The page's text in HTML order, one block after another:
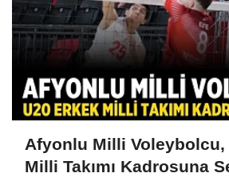
Afyonlu Milli Voleybolcu,
Milli Takımı Kadrosuna